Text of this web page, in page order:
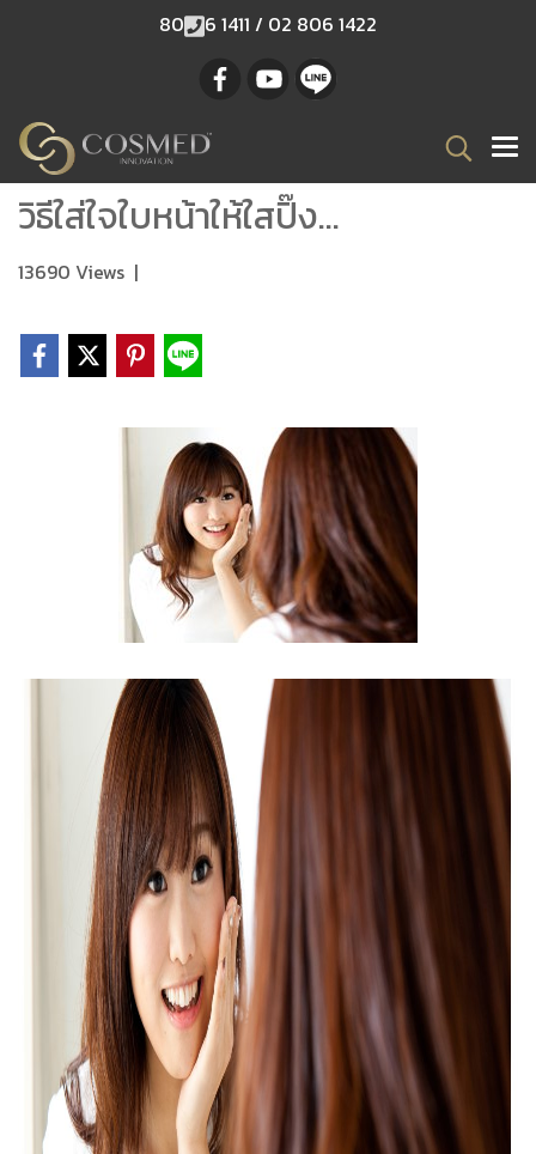
80 6 1411 / 02 806 1422
วิธีใส่ใจใบหน้าให้ใสปิ๊ง...
13690 Views |